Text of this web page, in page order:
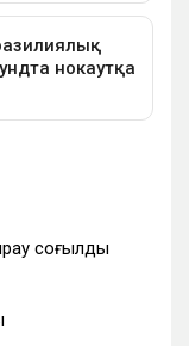
соғылды